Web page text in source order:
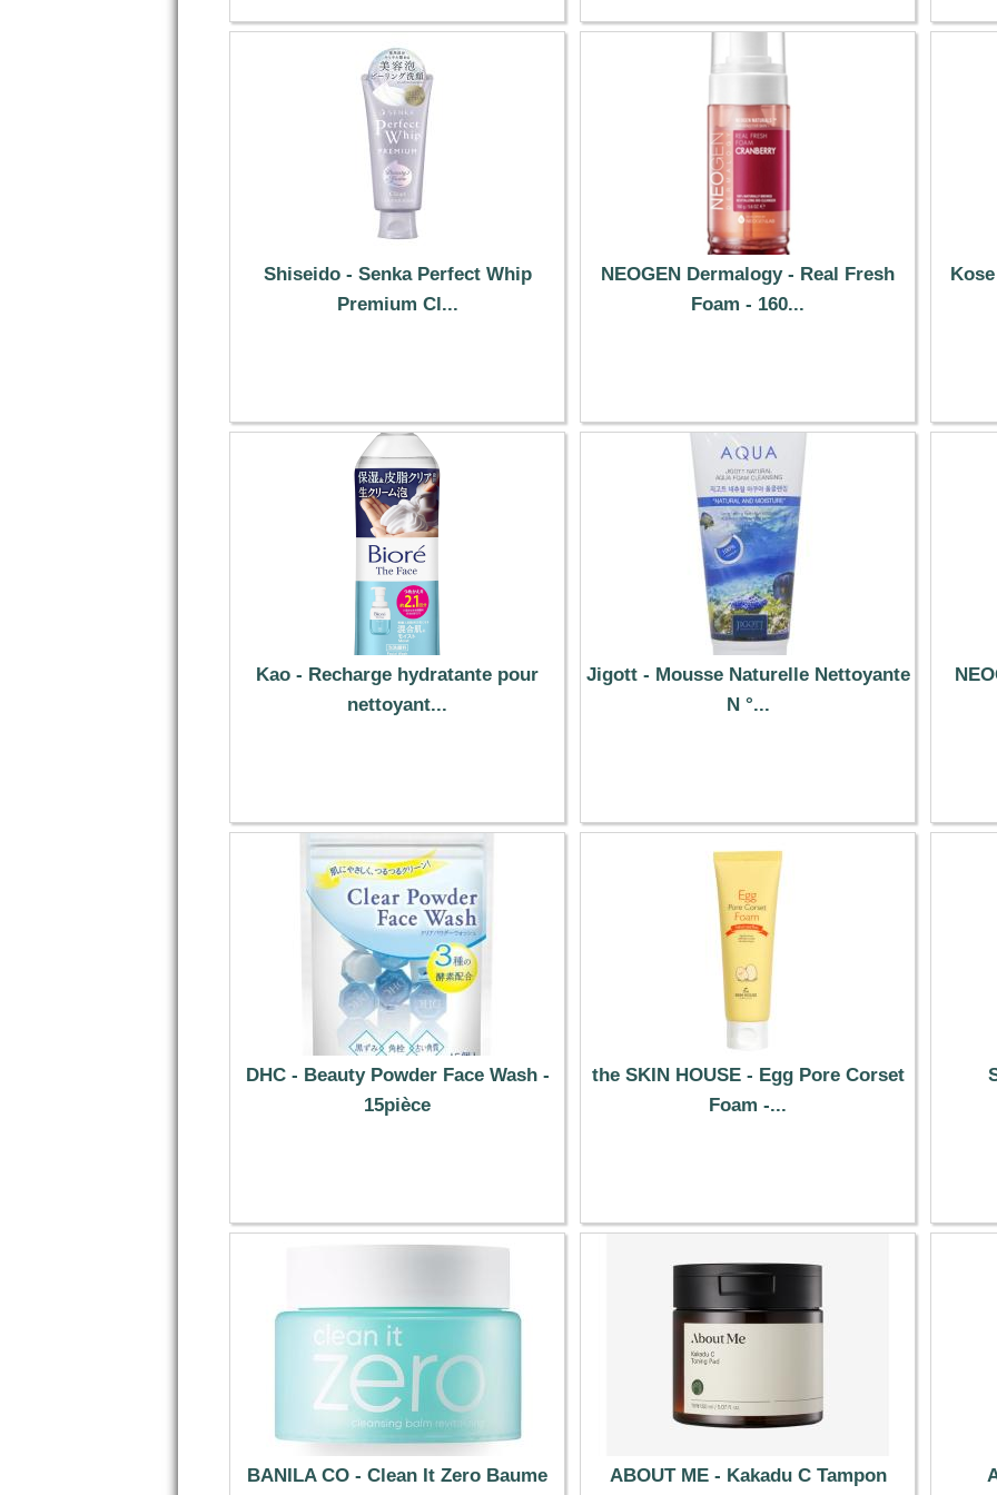
Shiseido - Senka Perfect Whip
Premium Cl...
NEOGEN Dermalogy - Real Fresh
Foam - 160...
Kao - Recharge hydratante pour
nettoyant...
Jigott - Mousse Naturelle Nettoyante
N °...
DHC - Beauty Powder Face Wash -
15pièce
the SKIN HOUSE - Egg Pore Corset
Foam -...
BANILA CO - Clean It Zero Baume ABOUT ME - Kakadu C Tampon